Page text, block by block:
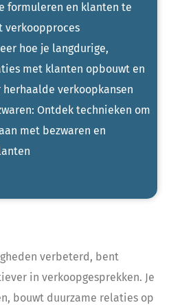
formuleren en klanten te
verkoopproces
hoe je langdurige,
met klanten opbouwt en
verkoopkansen
Ontdek technieken om
met bezwaren en
verbeterd, bent
in verkoopgesprekken. Je
bouwt duurzame relaties op